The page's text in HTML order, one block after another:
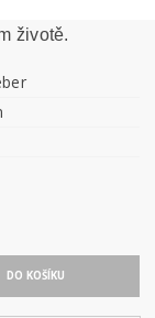
životě.